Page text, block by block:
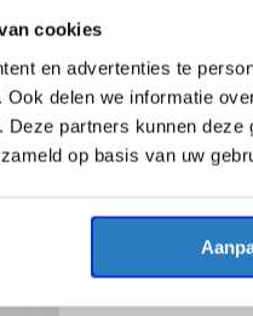
cookies
en advertenties te
delen we informatie
Deze partners kunnen
op basis van uw